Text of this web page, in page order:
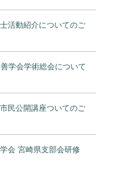
活動紹介についてのご
学会学術総会について
民公開講座ついてのご
会 宮崎県支部会研修